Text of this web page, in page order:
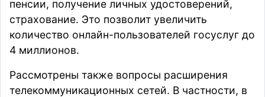
пенсии, получение личных удостоверений,
страхование. Это позволит увеличить
количество онлайн-пользователей госуслуг до
4 миллионов.
Рассмотрены также вопросы расширения
телекоммуникационных сетей. В частности, в